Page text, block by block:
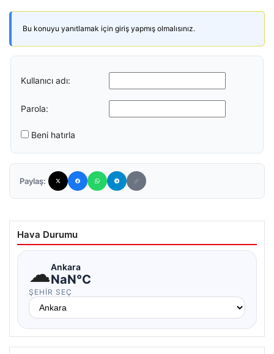
Bu konuyu yanıtlamak için giriş yapmış olmalısınız.
Kullanıcı adı:
Parola:
Beni hatırla
Paylaş:
Hava Durumu
☁Ankara
NaN°C
ŞEHIR SEÇ